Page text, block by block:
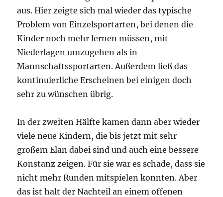
aus. Hier zeigte sich mal wieder das typische
Problem von Einzelsportarten, bei denen die
Kinder noch mehr lernen müssen, mit
Niederlagen umzugehen als in
Mannschaftssportarten. Außerdem ließ das
kontinuierliche Erscheinen bei einigen doch
sehr zu wünschen übrig.
In der zweiten Hälfte kamen dann aber wieder
viele neue Kindern, die bis jetzt mit sehr
großem Elan dabei sind und auch eine bessere
Konstanz zeigen. Für sie war es schade, dass sie
nicht mehr Runden mitspielen konnten. Aber
das ist halt der Nachteil an einem offenen